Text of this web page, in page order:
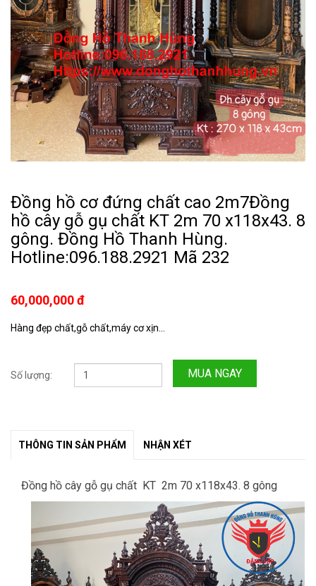
Đồng hồ cơ đứng chất cao 2m7Đồng
hồ cây gỗ gụ chất KT 2m 70 x118x43. 8
gông. Đồng Hồ Thanh Hùng.
Hotline:096.188.2921 Mã 232
60,000,000 đ
Hàng đẹp chất,gỗ chất,máy cơ xịn...
Số lượng: MUA NGAY
THÔNG TIN SẢN PHẨM NHẬN XÉT
Đồng hồ cây gỗ gụ chất KT 2m 70 x118x43. 8 gông